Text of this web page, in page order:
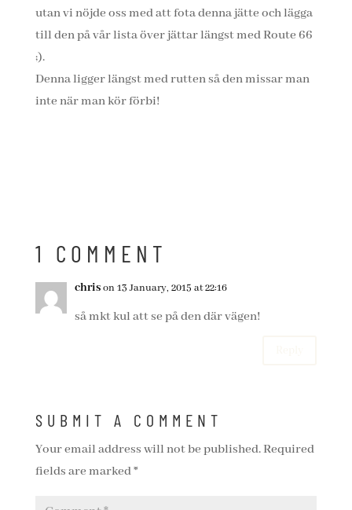
utan vi nöjde oss med att fota denna jätte och lägga
till den på vår lista över jättar längst med Route 66
;).
Denna ligger längst med rutten så den missar man
inte när man kör förbi!
1 COMMENT
chrison 13 January, 2015 at 22:16
så mkt kul att se på den där vägen!
SUBMIT A COMMENT
Your email address will not be published.Required
fields are marked*